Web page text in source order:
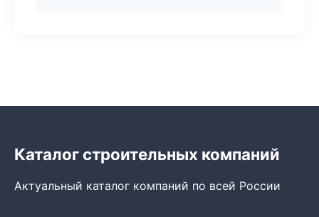
Каталог строительных компаний
Актуальный каталог компаний по всей России